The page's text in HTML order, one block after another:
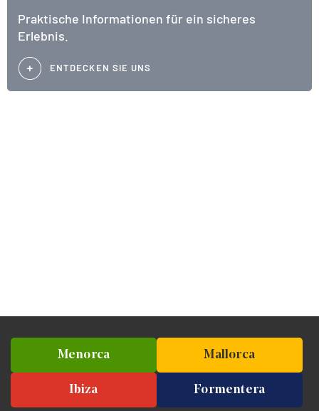
Praktische Informationen für ein sicheres
Erlebnis.
ENTDECKEN SIE UNS
Menorca Mallorca
Ibiza Formentera